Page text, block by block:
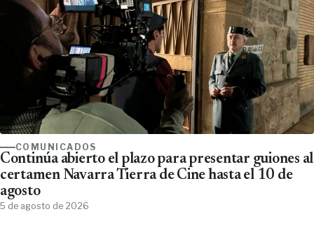
COMUNICADOS
Continúa abierto el plazo para presentar guiones al
certamen Navarra Tierra de Cine hasta el 10 de
agosto
5 de agosto de 2026